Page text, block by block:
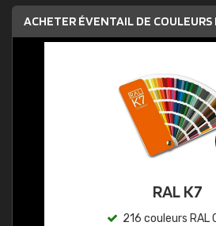
ACHETER ÉVENTAIL DE COULEURS
RAL K7
216 couleurs RAL